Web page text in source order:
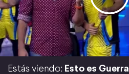
Estás viendo: Esto es Guerra